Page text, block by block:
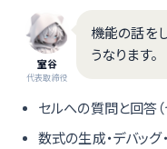
室谷
代表取締役
機能の話を
うなります。
セルへの質問と回答
数式の生成・デバッグ